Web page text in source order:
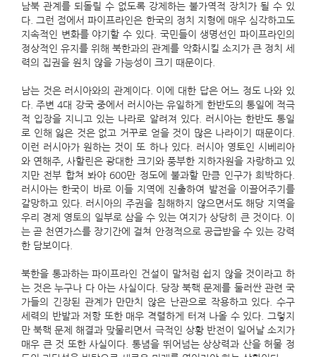
남북 관계를 되돌릴 수 없도록 강제하는 불가역적 장치가 될 수 있
다. 그런 점에서 파이프라인은 한국의 정치 지형에 매우 심각하고도
지속적인 변화를 야기할 수 있다. 국민들이 생명선인 파이프라인의
정상적인 유지를 위해 북한과의 관계를 악화시킬 소지가 큰 정치 세
력의 집권을 원치 않을 가능성이 크기 때문이다.
남는 것은 러시아와의 관계이다. 이에 대한 답은 어느 정도 나와 있
다. 주변 4대 강국 중에서 러시아는 유일하게 한반도의 통일에 적극
적 입장을 지니고 있는 나라로 알려져 있다. 러시아는 한반도 통일
로 인해 잃은 것은 없고 거꾸로 얻을 것이 많은 나라이기 때문이다.
이런 러시아가 원하는 것이 또 하나 있다. 러시아 영토인 시베리아
와 연해주, 사할린은 광대한 크기와 풍부한 지하자원을 자랑하고 있
지만 전부 합쳐 봐야 600만 정도에 불과할 만큼 인구가 희박하다.
러시아는 한국이 바로 이들 지역에 진출하여 발전을 이끌어주기를
갈망하고 있다. 러시아의 주권을 침해하지 않으면서도 해당 지역을
우리 경제 영토의 일부로 삼을 수 있는 여지가 상당히 큰 것이다. 이
는 곧 천연가스를 장기간에 걸쳐 안정적으로 공급받을 수 있는 강력
한 담보이다.
북한을 통과하는 파이프라인 건설이 말처럼 쉽지 않을 것이라고 하
는 것은 누구나 다 아는 사실이다. 당장 북핵 문제를 둘러싼 관련 국
가들의 긴장된 관계가 만만치 않은 난관으로 작용하고 있다. 수구
세력의 반발과 저항 또한 매우 격렬하게 터져 나올 수 있다. 그렇지
만 북핵 문제 해결과 맞물리면서 극적인 상황 반전이 일어날 소지가
매우 큰 것 또한 사실이다. 통념을 뛰어넘는 상상력과 산을 허물 정